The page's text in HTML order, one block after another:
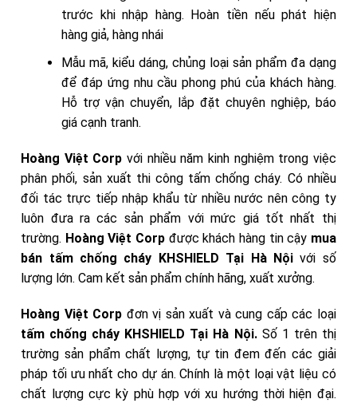
trước khi nhập hàng. Hoàn tiền nếu phát hiện
hàng giả, hàng nhái
Mẫu mã, kiểu dáng, chủng loại sản phẩm đa dạng
để đáp ứng nhu cầu phong phú của khách hàng.
Hỗ trợ vận chuyển, lắp đặt chuyên nghiệp, báo
giá cạnh tranh.
Hoàng Việt Corp với nhiều năm kinh nghiệm trong việc
phân phối, sản xuất thi công tấm chống cháy. Có nhiều
đối tác trực tiếp nhập khẩu từ nhiều nước nên công ty
luôn đưa ra các sản phẩm với mức giá tốt nhất thị
trường. Hoàng Việt Corp được khách hàng tin cậy mua
bán tấm chống cháy KHSHIELD Tại Hà Nội với số
lượng lớn. Cam kết sản phẩm chính hãng, xuất xưởng.
Hoàng Việt Corp đơn vị sản xuất và cung cấp các loại
tấm chống cháy KHSHIELD Tại Hà Nội.Số 1 trên thị
trường sản phẩm chất lượng, tự tin đem đến các giải
pháp tối ưu nhất cho dự án. Chính là một loại vật liệu có
chất lượng cực kỳ phù hợp với xu hướng thời hiện đại.